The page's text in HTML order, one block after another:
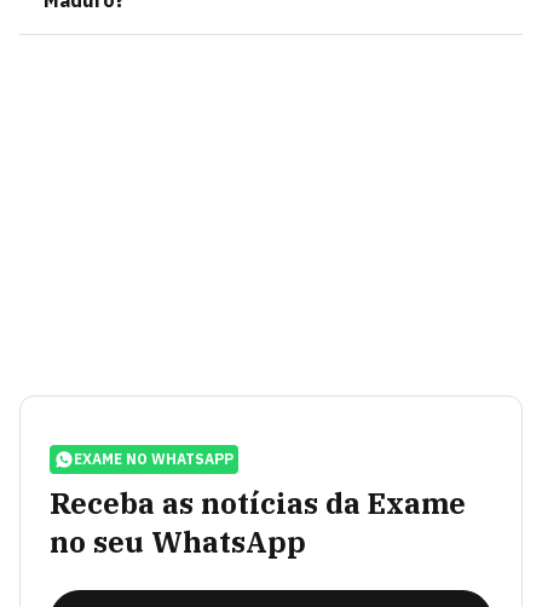
EXAME NO WHATSAPP
Receba as notícias da Exame
no seu WhatsApp